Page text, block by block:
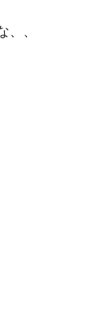
、